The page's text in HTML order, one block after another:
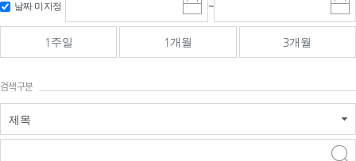
날짜 미지정
시
작
일
선
~
종
료
선
1주일 1개월 3개월
검색구분
제목